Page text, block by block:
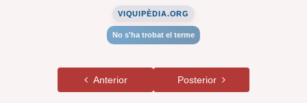
VIQUIPÈDIA.ORG
No s'ha trobat el terme
Anterior Posterior